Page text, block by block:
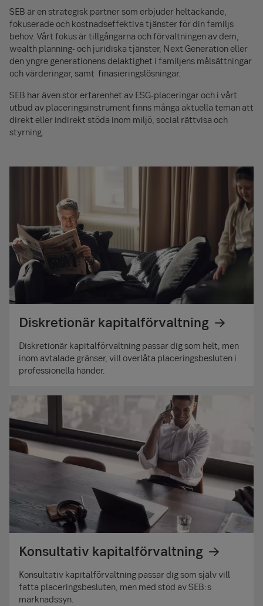
SEB är en strategisk partner som erbjuder heltäckande,
fokuserade och kostnadseffektiva tjänster för din familjs
behov. Vårt fokus är tillgångarna och förvaltningen av dem,
wealth planning- och juridiska tjänster, Next Generation eller
den yngre generationens delaktighet i familjens målsättningar
och värderingar, samt finasieringslösningar.
SEB har även stor erfarenhet av ESG-placeringar och i vårt
utbud av placeringsinstrument finns många aktuella teman att
direkt eller indirekt stöda inom miljö, social rättvisa och
styrning.
Diskretionär kapitalförvaltning
Diskretionär kapitalförvaltning passar dig som helt, men
inom avtalade gränser, vill överlåta placeringsbesluten i
professionella händer.
Konsultativ kapitalförvaltning
Konsultativ kapitalförvaltning passar dig som själv vill
fatta placeringsbesluten, men med stöd av SEB:s
marknadssyn.